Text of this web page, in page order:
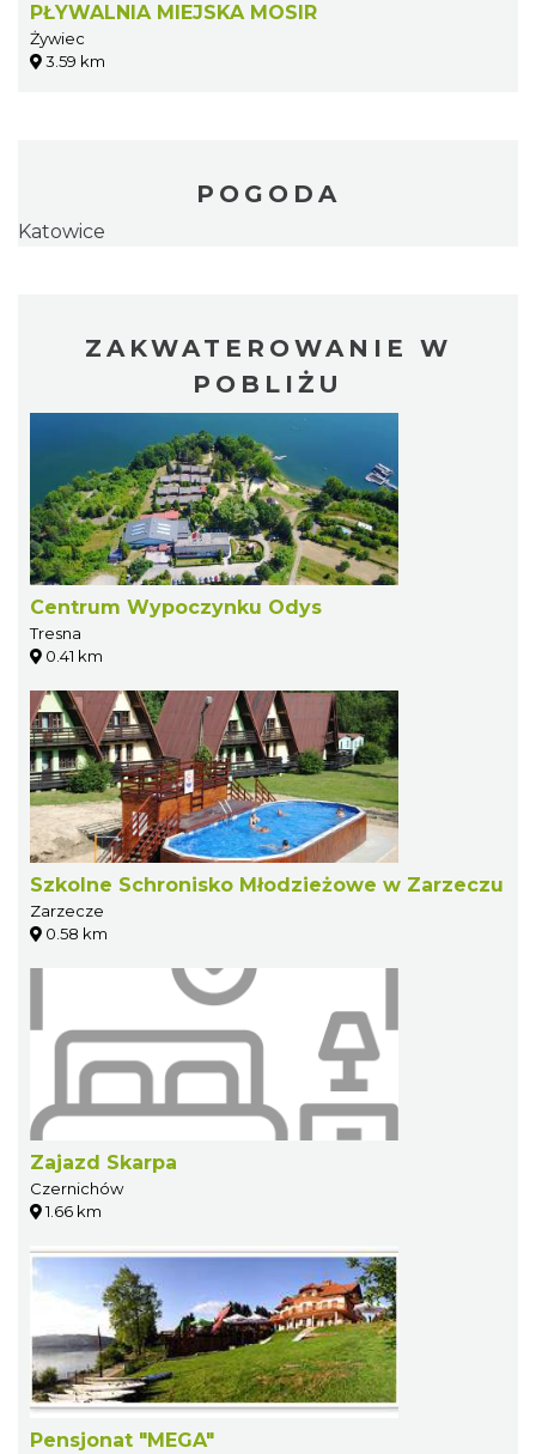
PŁYWALNIA MIEJSKA MOSIR
Żywiec
3.59 km
POGODA
Katowice
ZAKWATEROWANIE W
POBLIŻU
Centrum Wypoczynku Odys
Tresna
0.41 km
Szkolne Schronisko Młodzieżowe w Zarzeczu
Zarzecze
0.58 km
Zajazd Skarpa
Czernichów
1.66 km
Pensjonat "MEGA"